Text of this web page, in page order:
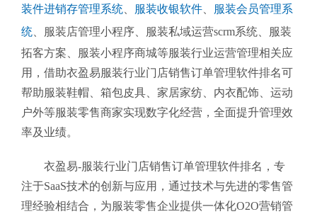
装件进销存管理系统
服装收银软件
服装会员管理系
统
服装店管理小程序、服装私域运营scrm系统、服装
拓客方案、服装小程序商城等服装行业运营管理相关应
用，借助衣盈易服装行业门店销售订单管理软件排名可
帮助服装鞋帽、箱包皮具、家居家纺、内衣配饰、运动
户外等服装零售商家实现数字化经营，全面提升管理效
率及业绩。
衣盈易-服装行业门店销售订单管理软件排名 ，专
注于SaaS技术的创新与应用，通过技术与先进的零售管
理经验相结合，为服装零售企业提供一体化O2O营销管